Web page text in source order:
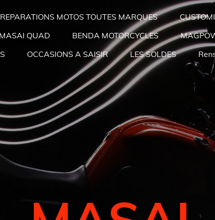
REPARATIONS MOTOS TOUTES MARQUES
MASAI QUAD BENDA MOTORCYCLES
OCCASIONS A SAISIR LES SOLDES